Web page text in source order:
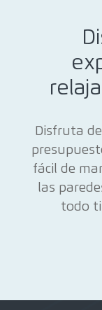
Disfruta
fácil de
las
todo